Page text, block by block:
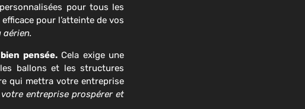
pour tous les
pour l’atteinte de vos
pensée.Cela exige une
ballons et les structures
qui mettra votre entreprise
entreprise prospérer et